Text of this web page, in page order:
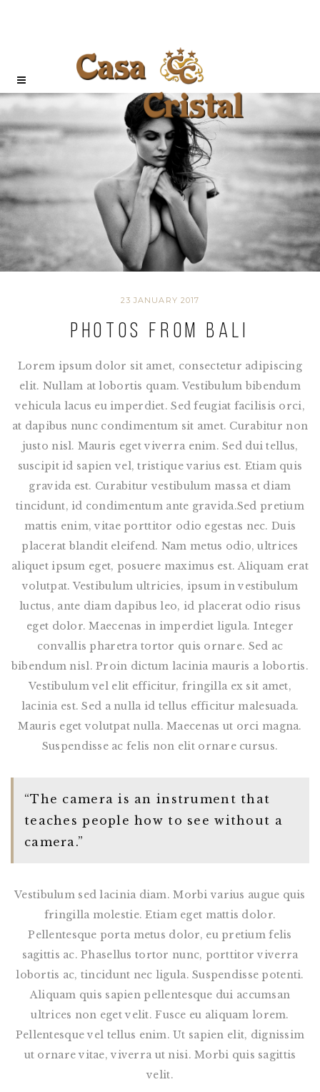
23 JANUARY 2017
Photos from Bali
Lorem ipsum dolor sit amet, consectetur adipiscing
elit. Nullam at lobortis quam. Vestibulum bibendum
vehicula lacus eu imperdiet. Sed feugiat facilisis orci,
at dapibus nunc condimentum sit amet. Curabitur non
justo nisl. Mauris eget viverra enim. Sed dui tellus,
suscipit id sapien vel, tristique varius est. Etiam quis
gravida est. Curabitur vestibulum massa et diam
tincidunt, id condimentum ante gravida.Sed pretium
mattis enim, vitae porttitor odio egestas nec. Duis
placerat blandit eleifend. Nam metus odio, ultrices
aliquet ipsum eget, posuere maximus est. Aliquam erat
volutpat. Vestibulum ultricies, ipsum in vestibulum
luctus, ante diam dapibus leo, id placerat odio risus
eget dolor. Maecenas in imperdiet ligula. Integer
convallis pharetra tortor quis ornare. Sed ac
bibendum nisl. Proin dictum lacinia mauris a lobortis.
Vestibulum vel elit efficitur, fringilla ex sit amet,
lacinia est. Sed a nulla id tellus efficitur malesuada.
Mauris eget volutpat nulla. Maecenas ut orci magna.
Suspendisse ac felis non elit ornare cursus.
“The camera is an instrument that
teaches people how to see without a
camera.”
Vestibulum sed lacinia diam. Morbi varius augue quis
fringilla molestie. Etiam eget mattis dolor.
Pellentesque porta metus dolor, eu pretium felis
sagittis ac. Phasellus tortor nunc, porttitor viverra
lobortis ac, tincidunt nec ligula. Suspendisse potenti.
Aliquam quis sapien pellentesque dui accumsan
ultrices non eget velit. Fusce eu aliquam lorem.
Pellentesque vel tellus enim. Ut sapien elit, dignissim
ut ornare vitae, viverra ut nisi. Morbi quis sagittis
velit.